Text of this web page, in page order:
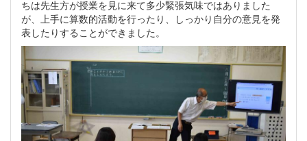
ちは先生方が授業を見に来て多少緊張気味ではありました
が、上手に算数的活動を行ったり、しっかり自分の意見を発
表したりすることができました。